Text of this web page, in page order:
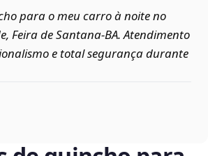
para o meu carro à noite no
Feira de Santana‑BA. Atendimento
e total segurança durante